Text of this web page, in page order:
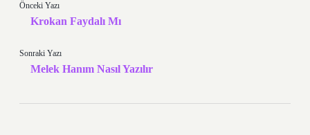
Önceki Yazı
Krokan Faydalı Mı
Sonraki Yazı
Melek Hanım Nasıl Yazılır